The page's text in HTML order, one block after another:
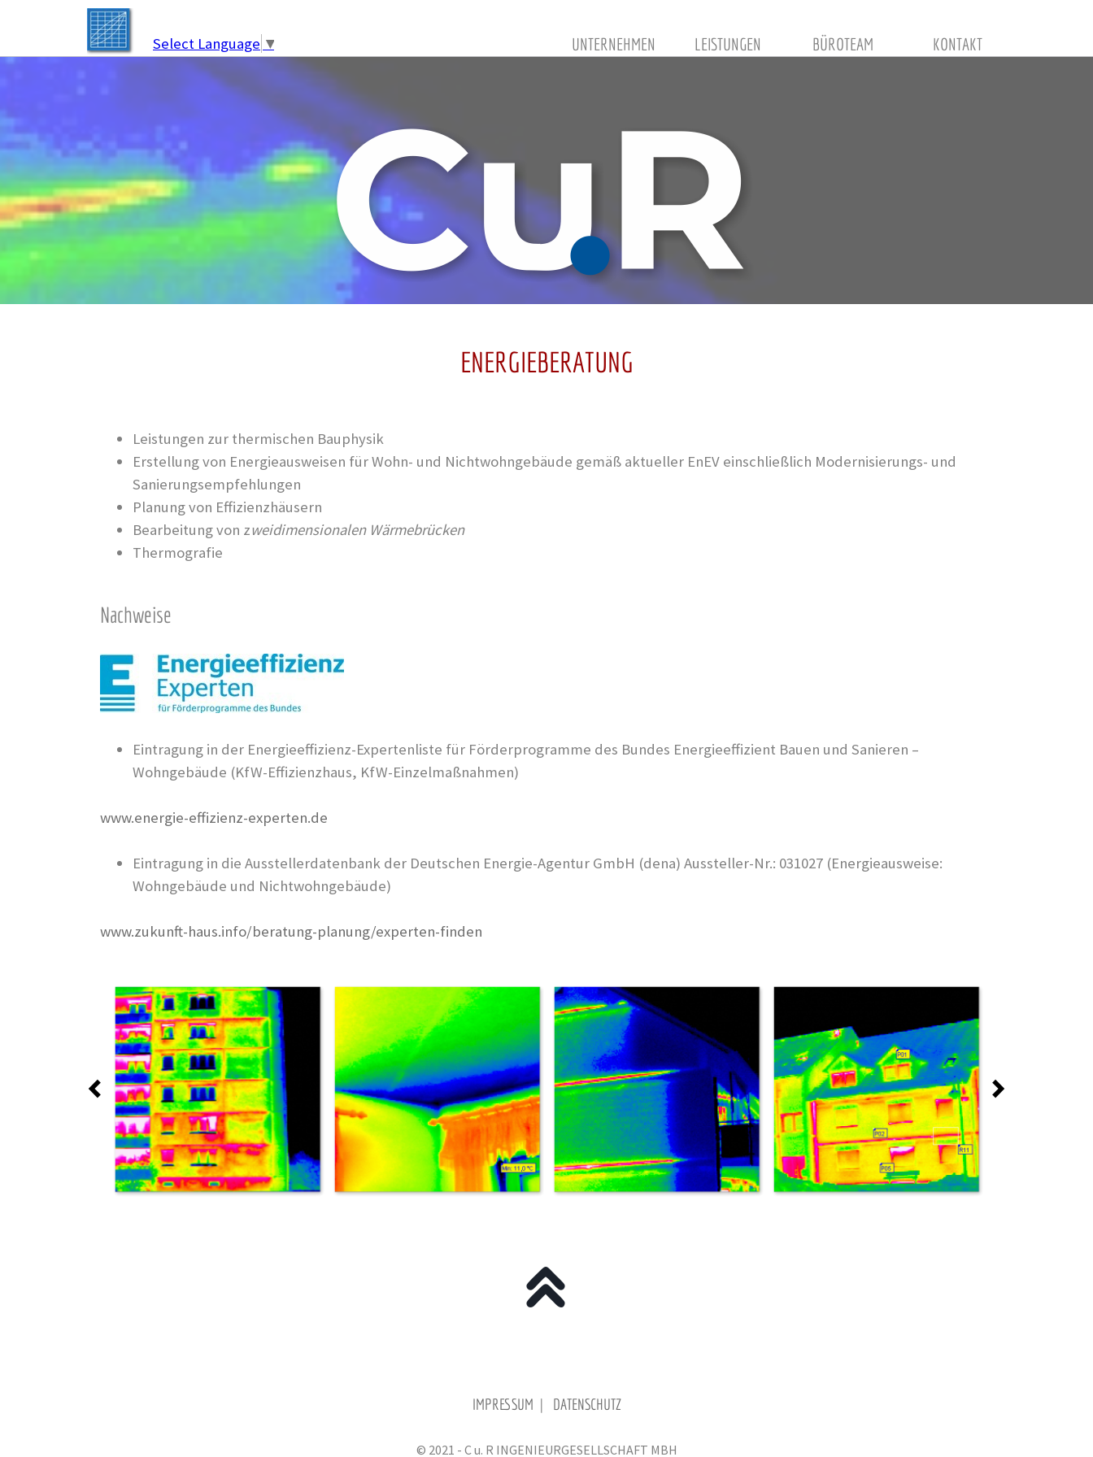
UNTERNEHMEN LEISTUNGEN BÜROTEAM KONTAKT
Select Language ▼
ENERGIEBERATUNG
Leistungen zur thermischen Bauphysik
Erstellung von Energieausweisen für Wohn- und Nichtwohngebäude gemäß aktueller EnEV einschließlich Modernisierungs- und
Sanierungsempfehlungen
Planung von Effizienzhäusern
Bearbeitung von zweidimensionalen Wärmebrücken
Thermografie
Nachweise
Eintragung in der Energieeffizienz-Expertenliste für Förderprogramme des Bundes Energieeffizient Bauen und Sanieren –
Wohngebäude (KfW-Effizienzhaus, KfW-Einzelmaßnahmen)
www.energie-effizienz-experten.de
Eintragung in die Ausstellerdatenbank der Deutschen Energie-Agentur GmbH (dena) Aussteller-Nr.: 031027 (Energieausweise:
Wohngebäude und Nichtwohngebäude)
www.zukunft-haus.info/beratung-planung/experten-finden
IMPRESSUM | DATENSCHUTZ
© 2021 - C u. R INGENIEURGESELLSCHAFT MBH